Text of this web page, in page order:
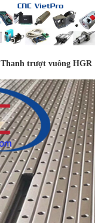
Thanh trượt vuông HGR